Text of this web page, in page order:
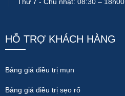
HỖ TRỢ KHÁCH HÀNG
Bảng giá điều trị mụn
Bảng giá điều trị sẹo rổ